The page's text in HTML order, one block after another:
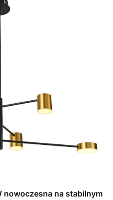
nowoczesna na stabilnym